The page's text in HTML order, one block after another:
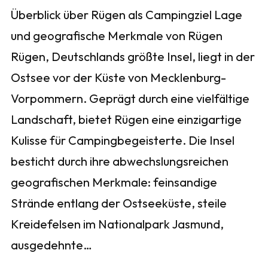
Überblick über Rügen als Campingziel Lage
und geografische Merkmale von Rügen
Rügen, Deutschlands größte Insel, liegt in der
Ostsee vor der Küste von Mecklenburg-
Vorpommern. Geprägt durch eine vielfältige
Landschaft, bietet Rügen eine einzigartige
Kulisse für Campingbegeisterte. Die Insel
besticht durch ihre abwechslungsreichen
geografischen Merkmale: feinsandige
Strände entlang der Ostseeküste, steile
Kreidefelsen im Nationalpark Jasmund,
ausgedehnte…